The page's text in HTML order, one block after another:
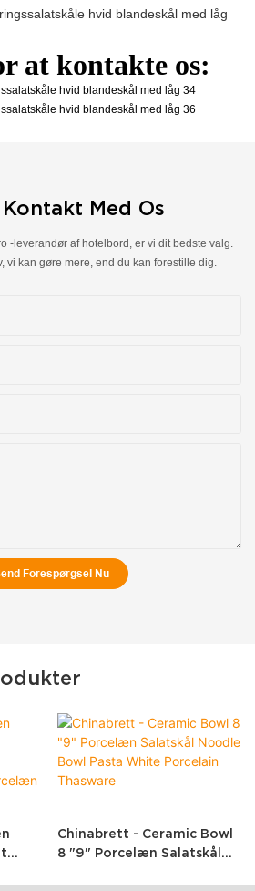
at kontakte os:
Med Os
-leverandør af hotelbord, er vi dit bedste valg.
vi kan gøre mere, end du kan forestille dig.
Forespørgsel Nu
Chinabrett - Ceramic Bowl
8 "9" Porcelæn Salatskål